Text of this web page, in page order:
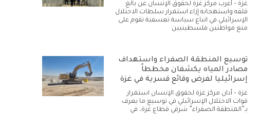
غزة – أعرب مركز غزة لحقوق الإنسان عن بالغ
قلقه واستهجانه إزاء استمرار سلطات الاحتلال
الإسرائيلي في اتباع سياسة تعسفية تقوم على
منع مواطنين فلسطينيين
توسيع المنطقة الصفراء واستهداف
مصادر المياه يكشفان مخططاً
إسرائيليا لفرض وقائع قسرية في غزة
غزة – أدان مركز غزة لحقوق الإنسان استمرار
قوات الاحتلال الإسرائيلي في توسيع ما يعرف
بـ”المنطقة الصفراء” شرقي قطاع غزة، في